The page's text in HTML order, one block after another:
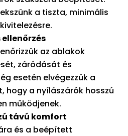
a tiszta, minimális
az ablakok
záródását és
esetén elvégezzük a
hogy a nyílászárók hosszú
működjenek.
távú komfort
és a beépített